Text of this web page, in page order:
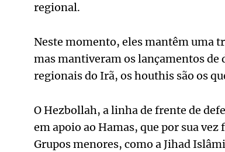
regional.
Neste momento, eles mantêm uma
mas mantiveram os lançamentos de
regionais do Irã, os houthis são os
O Hezbollah, a linha de frente de
em apoio ao Hamas, que por sua
Grupos menores, como a Jihad